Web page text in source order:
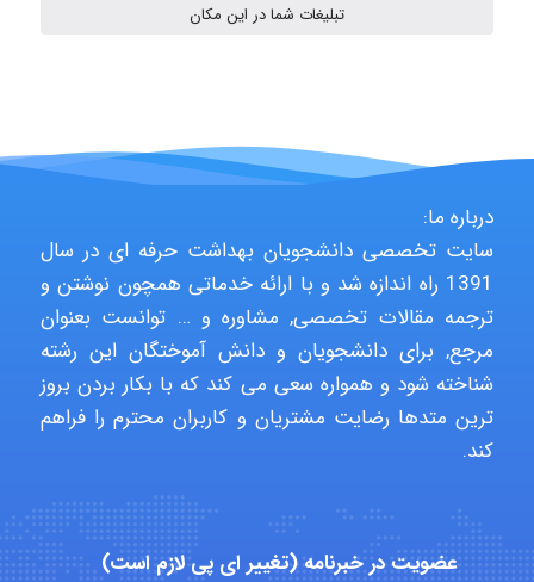
aghajari vahid
Poubakhtiari
Alirez0990
تبلیغات شما در این مکان
درباره ما:
سایت تخصصی دانشجویان بهداشت حرفه ای در سال
1391 راه اندازه شد و با ارائه خدماتی همچون نوشتن و
ترجمه مقالات تخصصی, مشاوره و … توانست بعنوان
مرجع, برای دانشجویان و دانش آموختگان این رشته
شناخته شود و همواره سعی می کند که با بکار بردن بروز
ترین متدها رضایت مشتریان و کاربران محترم را فراهم
کند.
عضویت در خبرنامه (تغییر ای پی لازم است)